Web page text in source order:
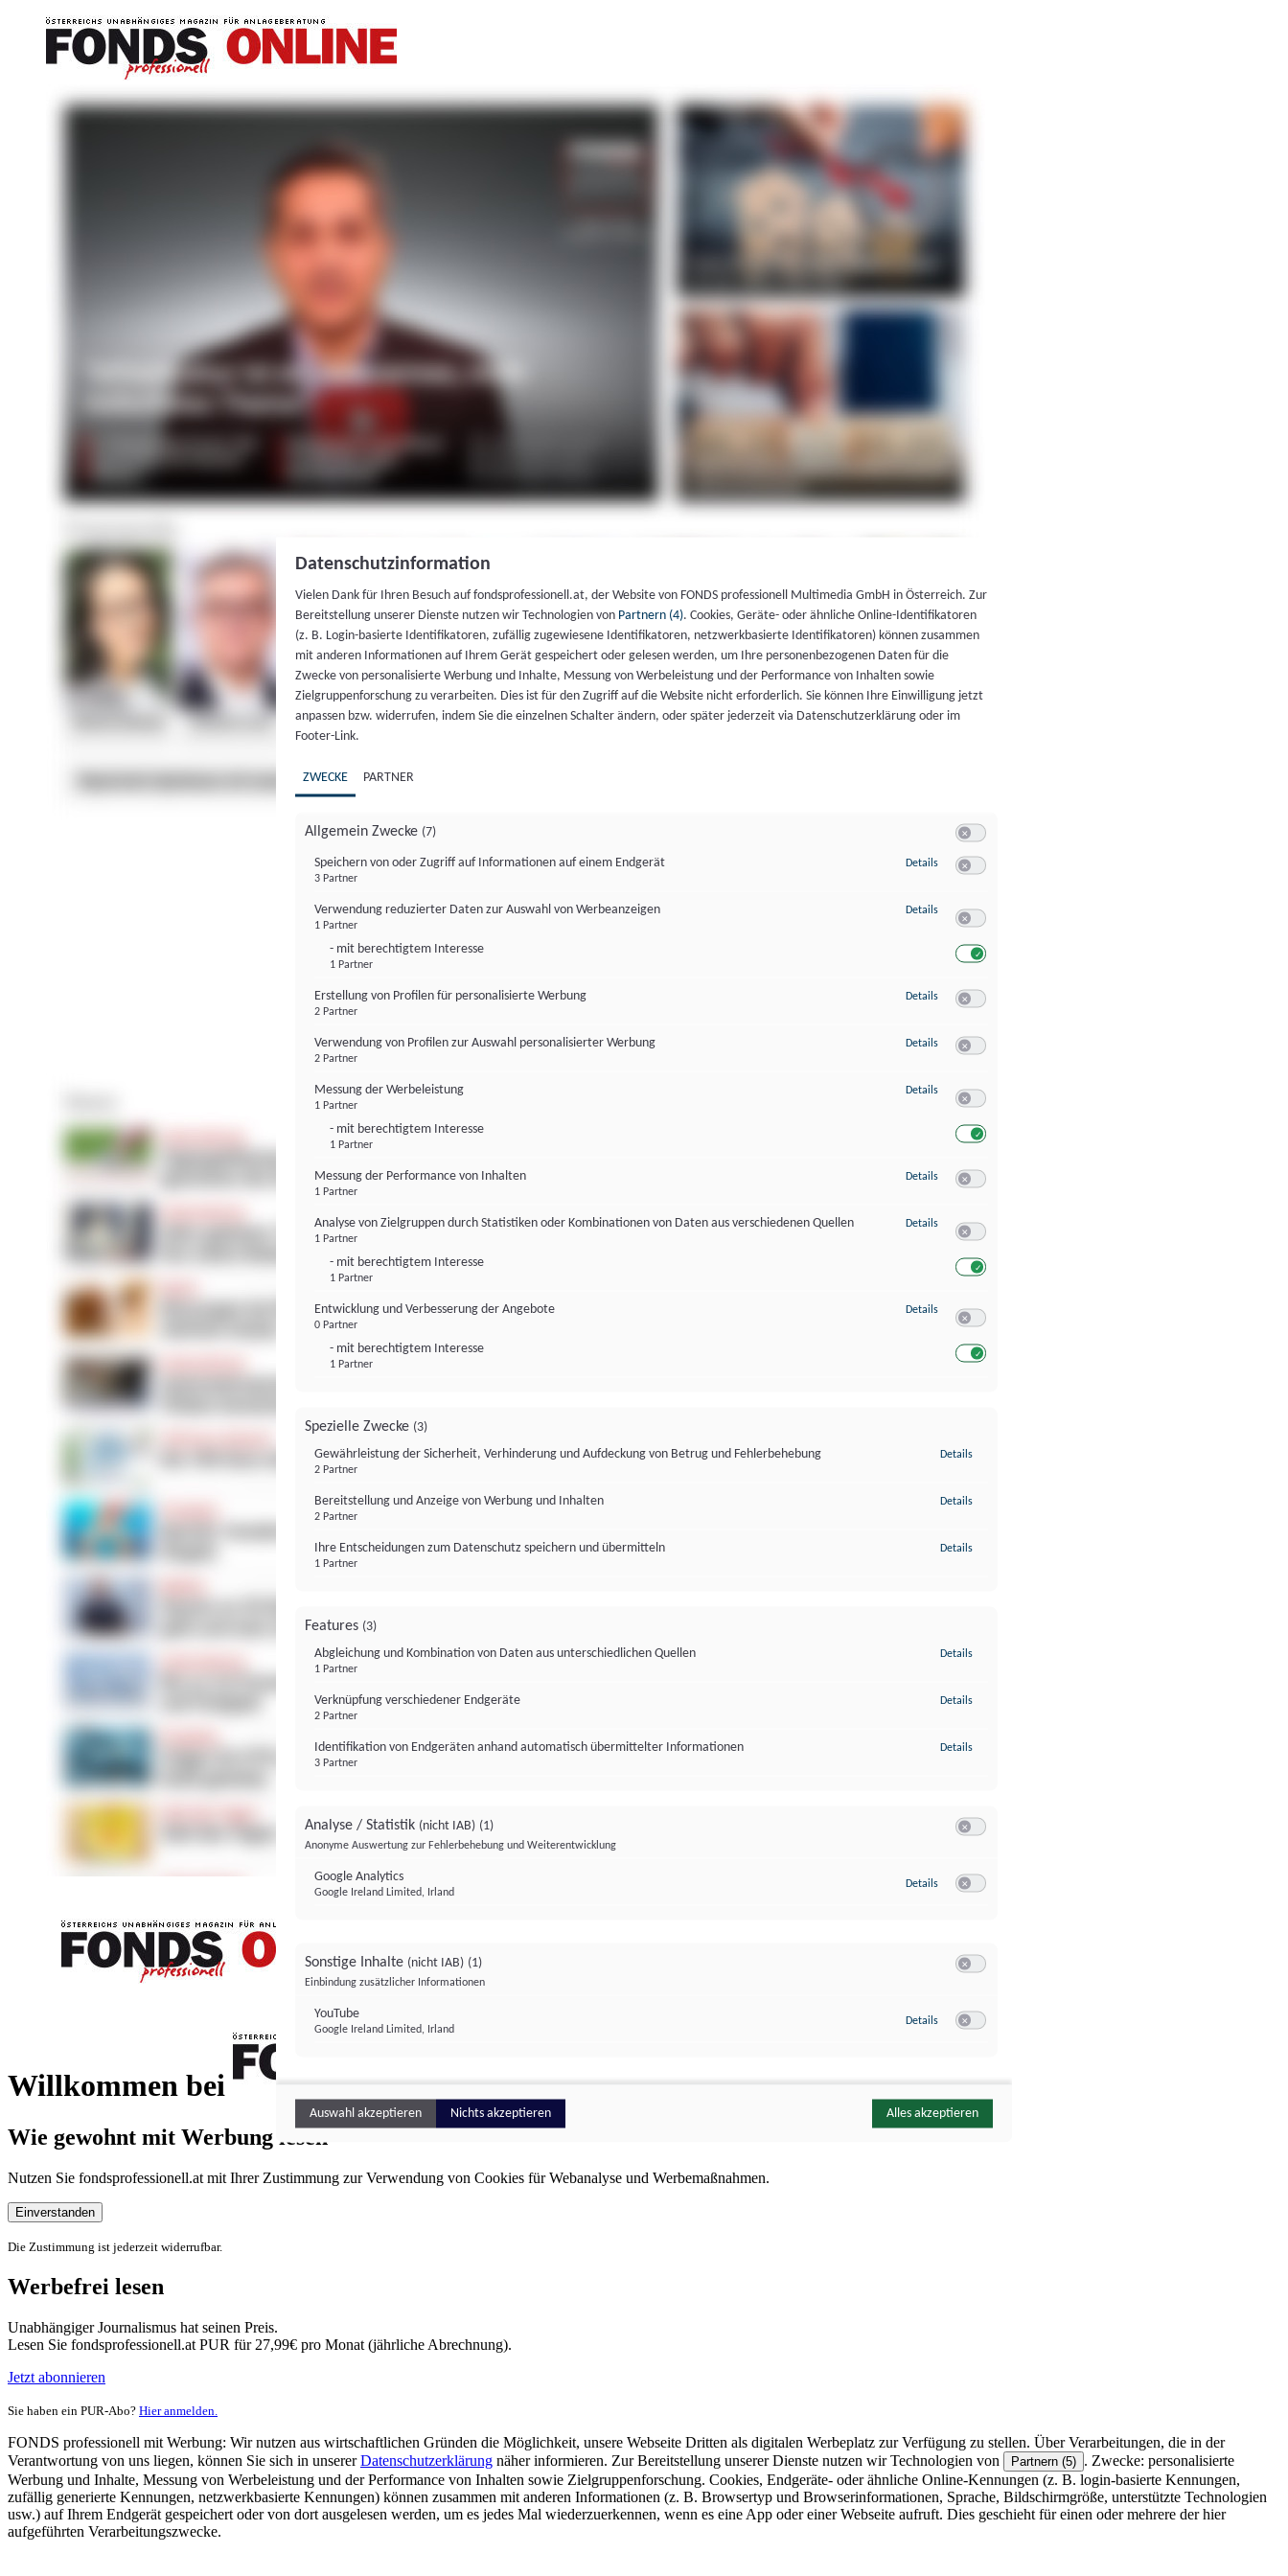
Willkommen bei
FONDS professionell
Wie gewohnt mit Werbung lesen
Nutzen Sie fondsprofessionell.at mit Ihrer Zustimmung zur Verwendung von Cookies für Webanalyse und Werbemaßnahmen.
Einverstanden
Die Zustimmung ist jederzeit widerrufbar.
Werbefrei lesen
Unabhängiger Journalismus hat seinen Preis.
Lesen Sie fondsprofessionell.at PUR für 27,99€ pro Monat (jährliche Abrechnung).
Jetzt abonnieren
Sie haben ein PUR-Abo? Hier anmelden.
FONDS professionell mit Werbung: Wir nutzen aus wirtschaftlichen Gründen die Möglichkeit, unsere Webseite Dritten als digitalen Werbeplatz zur Verfügung zu stellen. Über Verarbeitungen, die in der
Verantwortung von uns liegen, können Sie sich in unsererDatenschutzerklärung näher informieren. Zur Bereitstellung unserer Dienste nutzen wir Technologien von Partnern (5) . Zwecke: personalisierte
Werbung und Inhalte, Messung von Werbeleistung und der Performance von Inhalten sowie Zielgruppenforschung. Cookies, Endgeräte- oder ähnliche Online-Kennungen (z. B. login-basierte Kennungen,
zufällig generierte Kennungen, netzwerkbasierte Kennungen) können zusammen mit anderen Informationen (z. B. Browsertyp und Browserinformationen, Sprache, Bildschirmgröße, unterstützte Technologien
usw.) auf Ihrem Endgerät gespeichert oder von dort ausgelesen werden, um es jedes Mal wiederzuerkennen, wenn es eine App oder einer Webseite aufruft. Dies geschieht für einen oder mehrere der hier
aufgeführten Verarbeitungszwecke.
Datenschutzinformation
Vielen Dank für Ihren Besuch auf fondsprofessionell.at, der Website von FONDS professionell Multimedia GmbH in Österreich. Zur
Bereitstellung unserer Dienste nutzen wir Technologien von Partnern (4). Cookies, Geräte- oder ähnliche Online-Identifikatoren
(z. B. Login-basierte Identifikatoren, zufällig zugewiesene Identifikatoren, netzwerkbasierte Identifikatoren) können zusammen
mit anderen Informationen auf Ihrem Gerät gespeichert oder gelesen werden, um Ihre personenbezogenen Daten für die
Zwecke von personalisierte Werbung und Inhalte, Messung von Werbeleistung und der Performance von Inhalten sowie
Zielgruppenforschung zu verarbeiten. Dies ist für den Zugriff auf die Website nicht erforderlich. Sie können Ihre Einwilligung jetzt
anpassen bzw. widerrufen, indem Sie die einzelnen Schalter ändern, oder später jederzeit via Datenschutzerklärung oder im
Footer-Link.
ZWECKE PARTNER
Allgemein Zwecke (7)
Speichern von oder Zugriff auf Informationen auf einem Endgerät
3 Partner
Details zu Speichern von oder Zugriff auf Informationen auf einem Endgerät
Verwendung reduzierter Daten zur Auswahl von Werbeanzeigen
1 Partner
- mit berechtigtem Interesse
1 Partner
Details zu Verwendung reduzierter Daten zur Auswahl von Werbeanzeigen
Erstellung von Profilen für personalisierte Werbung
2 Partner
Details zu Erstellung von Profilen für personalisierte Werbung
Verwendung von Profilen zur Auswahl personalisierter Werbung
2 Partner
Details zu Verwendung von Profilen zur Auswahl personalisierter Werbung
Messung der Werbeleistung
1 Partner
- mit berechtigtem Interesse
1 Partner
Details zu Messung der Werbeleistung
Messung der Performance von Inhalten
1 Partner
Details zu Messung der Performance von Inhalten
Analyse von Zielgruppen durch Statistiken oder Kombinationen von Daten aus verschiedenen Quellen
1 Partner
- mit berechtigtem Interesse
1 Partner
Details zu Analyse von Zielgruppen durch Statistiken oder Kombinationen von
Entwicklung und Verbesserung der Angebote
0 Partner
- mit berechtigtem Interesse
1 Partner
Details zu Entwicklung und Verbesserung der Angebote
Spezielle Zwecke (3)
Gewährleistung der Sicherheit, Verhinderung und Aufdeckung von Betrug und Fehlerbehebung
2 Partner
Details
Bereitstellung und Anzeige von Werbung und Inhalten
2 Partner
Details
Ihre Entscheidungen zum Datenschutz speichern und übermitteln
1 Partner
Details
Features (3)
Abgleichung und Kombination von Daten aus unterschiedlichen Quellen
1 Partner
Details
Verknüpfung verschiedener Endgeräte
2 Partner
Details
Identifikation von Endgeräten anhand automatisch übermittelter Informationen
3 Partner
Details
Analyse / Statistik (nicht IAB) (1)
Anonyme Auswertung zur Fehlerbehebung und Weiterentwicklung
Google Analytics
Google Ireland Limited, Irland
Details zu Google Analytics
Sonstige Inhalte (nicht IAB) (1)
Einbindung zusätzlicher Informationen
YouTube
Google Ireland Limited, Irland
Details zu YouTube
Auswahl akzeptieren Nichts akzeptieren Alles akzeptieren